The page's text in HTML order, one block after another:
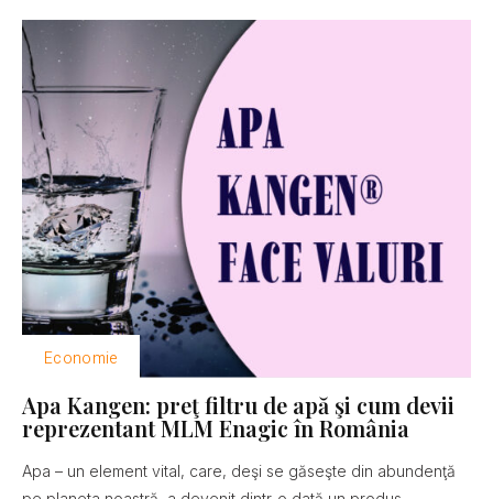
Economie
Apa Kangen: preţ filtru de apă şi cum devii
reprezentant MLM Enagic în România
Apa – un element vital, care, deşi se găseşte din abundenţă